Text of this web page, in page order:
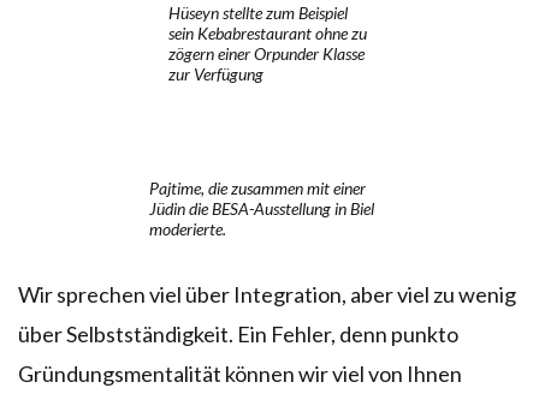
Hüseyn stellte zum Beispiel
sein Kebabrestaurant ohne zu
zögern einer Orpunder Klasse
zur Verfügung
Pajtime, die zusammen mit einer
Jüdin die BESA-Ausstellung in Biel
moderierte.
Wir sprechen viel über Integration, aber viel zu wenig
über Selbstständigkeit. Ein Fehler, denn punkto
Gründungsmentalität können wir viel von Ihnen